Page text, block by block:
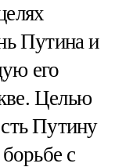
Путина и
его
Целью
Путину
с